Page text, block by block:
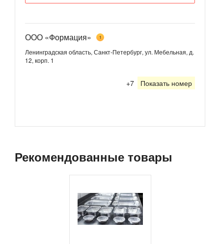
ООО «Формация» 1
Ленинградская область, Санкт-Петербург, ул. Мебельная, д.
12, корп. 1
+7 Показать номер
Рекомендованные товары